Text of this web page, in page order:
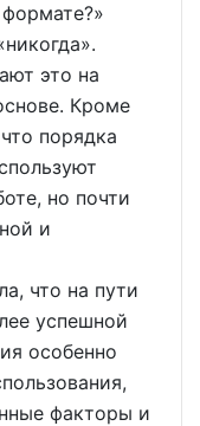
это на
Кроме
порядка
но почти
и
что на пути
успешной
особенно
факторы и